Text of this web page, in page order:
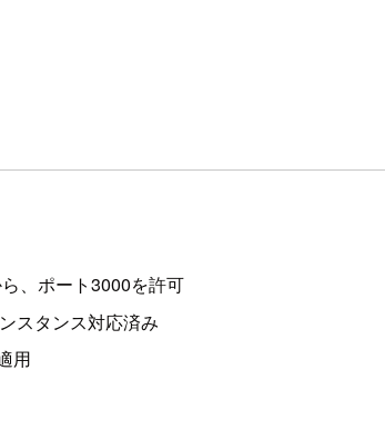
、ポート3000を許可
スタンス対応済み
用